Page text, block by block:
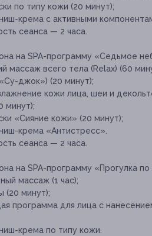
по типу кожи (20 минут);
крема с активными
сеанса — 2 часа.
на SPA-программу «Седьмое
массаж всего тела (Relax) (60
джок») (20 минут);
кожи лица, шеи и
минут);
«Сияние кожи» (20 минут);
крема «Антистресс».
сеанса — 2 часа.
на SPA-программу «Прогулка
массаж (1 час);
(20 минут);
программа для лица с
крема по типу кожи.